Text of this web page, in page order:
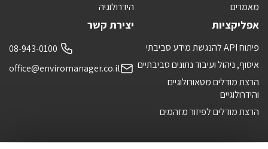
מאמרים
הידרולוגיה
אפליקציות
פיתוח API להנגשת מידע סביבתי
איסוף, ניהול ועיבוד נתונים סביבתיים
הרצת מודלים מטאורולוגיים
והידרולוגיים
הרצת מודלים לפיזור מזהמים
יצירת קשר
08-943-0100
office@enviromanager.co.il